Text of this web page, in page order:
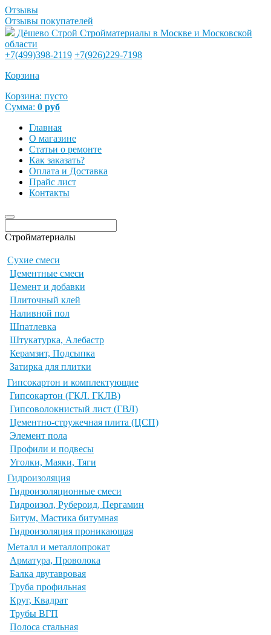
Отзывы
Отзывы покупателей
Дёшево Строй Стройматериалы в Москве и Московской
области
+7(499)398-2119 +7(926)229-7198
Корзина
Корзина: пусто
Сумма: 0 руб
Главная
О магазине
Статьи о ремонте
Как заказать?
Оплата и Доставка
Прайс лист
Контакты
Стройматериалы
Сухие смеси
Цементные смеси
Цемент и добавки
Плиточный клей
Наливной пол
Шпатлевка
Штукатурка, Алебастр
Керамзит, Подсыпка
Затирка для плитки
Гипсокартон и комплектующие
Гипсокартон (ГКЛ. ГКЛВ)
Гипсоволокнистый лист (ГВЛ)
Цементно-стружечная плита (ЦСП)
Элемент пола
Профили и подвесы
Уголки, Маяки, Тяги
Гидроизоляция
Гидроизоляционные смеси
Гидроизол, Рубероид, Пергамин
Битум, Мастика битумная
Гидроизоляция проникающая
Металл и металлопрокат
Арматура, Проволока
Балка двутавровая
Труба профильная
Круг, Квадрат
Трубы ВГП
Полоса стальная